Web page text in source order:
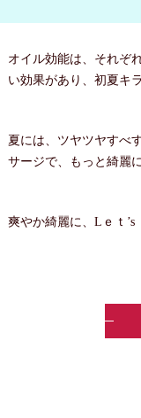
オイル効能は、それぞ
い効果があり、初夏キ
夏には、ツヤツヤすべ
サージで、もっと綺麗
爽やか綺麗に、Lｅｔ’s